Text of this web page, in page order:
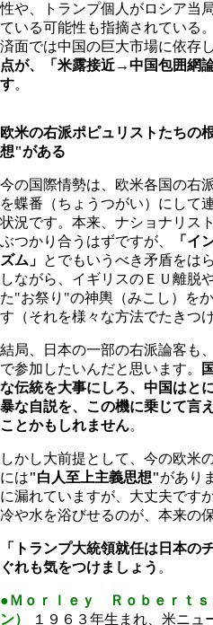
性や、トランプ個人がロシア当
ている可能性も指摘されている
済面では中国の巨大市場に依存
点が、「米露接近→中国包囲網
す。
欧米の右派ポピュリストたちの
想"がある
今の国際情勢は、欧米各国の右
を蝶番（ちょうつがい）にして
状況です。本来、ナショナリス
ぶつかり合うはずですが、
「イ
ズム」 とでもいうべき矛盾をは
しながら、イギリスのＥＵ離脱
た"お祭り"の神輿（みこし）を
す（それを様々な方法でたきつ
結局、日本の一部の右派論客も
で参加したいんだと思います。
な伝統を大事にしろ、中国はと
暴な自説を、この機に乗じて言
ことかもしれません。
しかし大前提として、今の欧米
には"白人至上主義思想"があり
に漏れていますが、大丈夫で
冷や水を浴びせるのが、本来の
「トランプ大統領就任は日本の
ぐれも気をつけましょう 。
●Ｍｏｒｌｅｙ Ｒｏｂｅｒｔｓ
ン）
１９６３年生まれ、米ニュ